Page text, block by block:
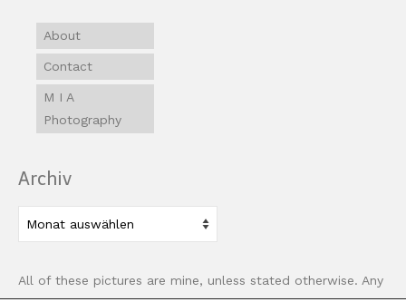
About
Contact
M I A
Photography
Archiv
All of these pictures are mine, unless stated otherwise. Any